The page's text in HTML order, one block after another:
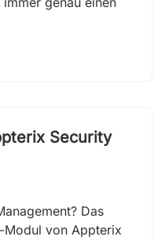
Security
Das
Modul von Appterix